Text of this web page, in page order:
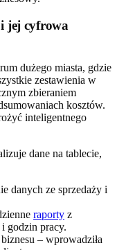
i jej cyfrowa
dużego miasta, gdzie
zestawienia w
zbieraniem
kosztów.
inteligentnego
danych ze sprzedaży i
raporty z
godzin pracy.
– wprowadziła